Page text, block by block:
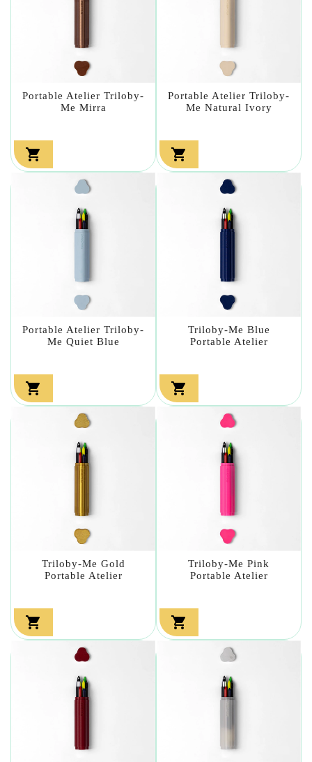
Portable Atelier Triloby-
Me Mirra

Portable Atelier Triloby-
Me Natural Ivory

Portable Atelier Triloby-
Me Quiet Blue

Triloby-Me Blue
Portable Atelier

Triloby-Me Gold
Portable Atelier

Triloby-Me Pink
Portable Atelier
